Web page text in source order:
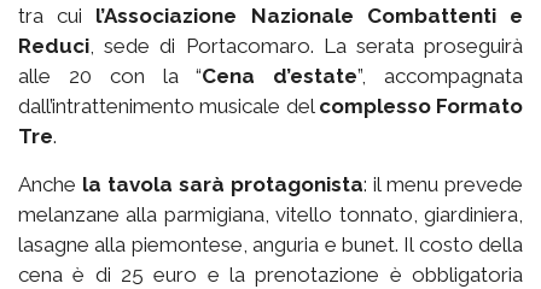
tra cui l’Associazione Nazionale Combattenti e
Reduci, sede di Portacomaro. La serata proseguirà
alle 20 con la “Cena d’estate”, accompagnata
dall’intrattenimento musicale del complesso Formato
Tre.
Anche la tavola sarà protagonista: il menu prevede
melanzane alla parmigiana, vitello tonnato, giardiniera,
lasagne alla piemontese, anguria e bunet. Il costo della
cena è di 25 euro e la prenotazione è obbligatoria